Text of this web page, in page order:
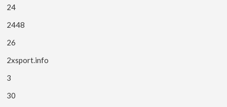
24
2448
26
2xsport.info
3
30